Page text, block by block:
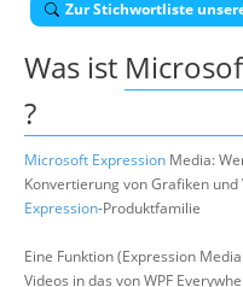
Zur Stichwortliste
Was ist
?
Microsoft Expression Media:
Konvertierung von Grafiken
Expression-Produktfamilie
Eine Funktion (Expression
Videos in das von WPF